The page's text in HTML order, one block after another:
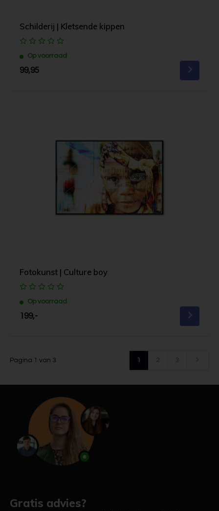
Schilderij | Kletsende kippen
Op voorraad
99,95
Fotokunst | Culture boy
Op voorraad
199,-
Pagina 1 van 3 1
Gratis advies?